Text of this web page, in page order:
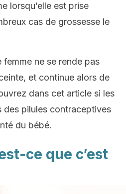
lorsqu’elle est prise
cas de grossesse le
femme ne se rende pas
et continue alors de
dans cet article si les
des pilules contraceptives
du bébé.
ce que c’est